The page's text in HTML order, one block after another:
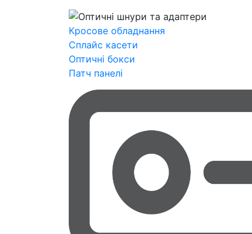
Кросове обладнання
Сплайс касети
Оптичні бокси
Патч панелі